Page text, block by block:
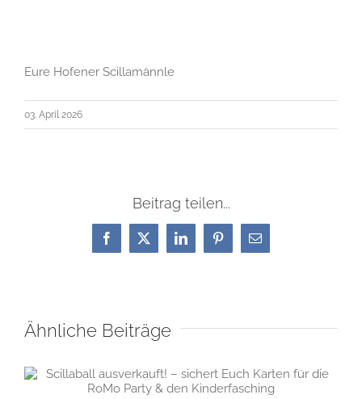
Eure Hofener Scillamännle
03. April 2026
Beitrag teilen...
Facebook
X LinkedInPinterest
E-
Mail
Ähnliche Beiträge